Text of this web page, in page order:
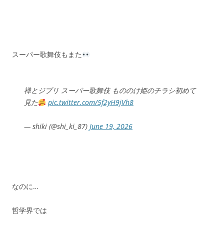
スーパー歌舞伎もまた
禅とジブリ スーパー歌舞伎 もののけ姫のチラシ初めて
見た
pic.twitter.com/5f2yH9jVh8
— shiki (@shi_ki_87) June 19, 2026
なのに…
哲学界では